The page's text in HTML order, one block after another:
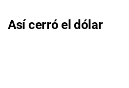
Así cerró el dólar